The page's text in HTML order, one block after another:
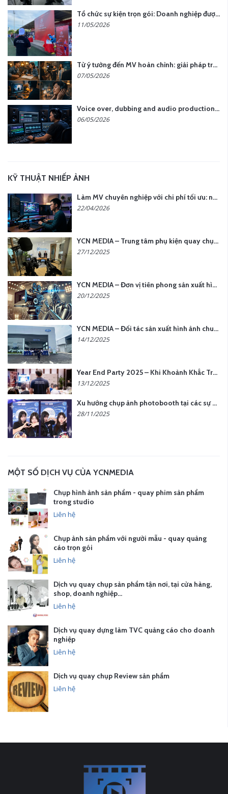
Tổ chức sự kiện trọn gói: Doanh nghiệp được gì khi chọn đơn vị chuyên nghiệp?
11/05/2026
Từ ý tưởng đến MV hoàn chỉnh: giải pháp trọn gói tại YCN Media
07/05/2026
Voice over, dubbing and audio production services in Vietnam for global content
06/05/2026
KỸ THUẬT NHIẾP ẢNH
Làm MV chuyên nghiệp với chi phí tối ưu: nên chọn quay thực tế hay video AI?
22/04/2026
YCN MEDIA – Trung tâm phụ kiện quay chụp tại Hà Nội
27/12/2025
YCN MEDIA – Đơn vị tiên phong sản xuất hình ảnh & âm thanh bằng AI tại Hà Nội
20/12/2025
YCN MEDIA – Đối tác sản xuất hình ảnh chuyên nghiệp cho doanh nghiệp tại Hà Nội
14/12/2025
Year End Party 2025 – Khi Khoảnh Khắc Trở Thành Dấu Ấn | Gói Ưu Đãi Tháng 12 Từ YCN Media
13/12/2025
Xu hướng chụp ảnh photobooth tại các sự kiện hiện nay
28/11/2025
MỘT SỐ DỊCH VỤ CỦA YCNMEDIA
Chụp hình ảnh sản phẩm - quay phim sản phẩm
trong studio
Liên hệ
Chụp ảnh sản phẩm với người mẫu - quay quảng
cáo trọn gói
Liên hệ
Dịch vụ quay chụp sản phẩm tận nơi, tại cửa hàng,
shop, doanh nghiệp…
Liên hệ
Dịch vụ quay dựng làm TVC quảng cáo cho doanh
nghiệp
Liên hệ
Dịch vụ quay chụp Review sản phẩm
Liên hệ